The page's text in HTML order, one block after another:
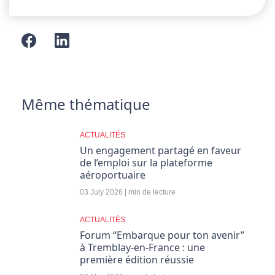
Même thématique
ACTUALITÉS
Un engagement partagé en faveur
de l’emploi sur la plateforme
aéroportuaire
03 July 2026 | min de lecture
ACTUALITÉS
Forum “Embarque pour ton avenir”
à Tremblay-en-France : une
première édition réussie